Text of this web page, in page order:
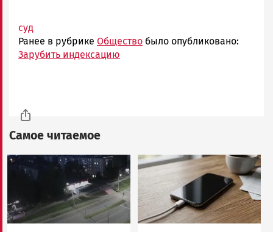
суд
Ранее в рубрике Общество было опубликовано:
Зарубить индексацию
Самое читаемое
Image Image